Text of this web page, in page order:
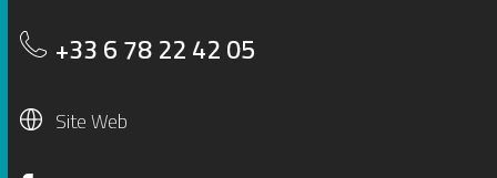
+33 6 78 22 42 05
Site Web